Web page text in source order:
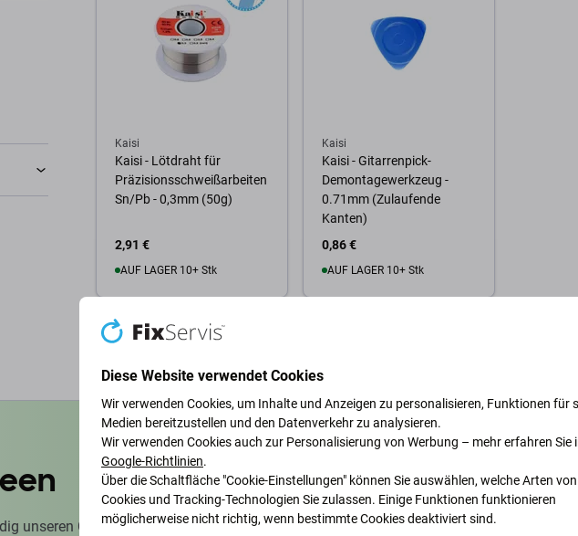
Kaisi
Kaisi - Lötdraht für
Präzisionsschweißarbeiten
Sn/Pb - 0,3mm (50g)
2,91 €
AUF LAGER 10+ Stk
Zum Warenkorb
Kaisi
Kaisi - Gitarrenpick-
Demontagewerkzeug -
0.71mm (Zulaufende
Kanten)
0,86 €
AUF LAGER 10+ Stk
unseren CO2-Fußabdruck, um unseren Planeten zu
Diese Website verwendet Cookies
Wir verwenden Cookies, um Inhalte und Anzeigen zu personalisieren, Funktionen für
Medien bereitzustellen und den Datenverkehr zu analysieren.
Wir verwenden Cookies auch zur Personalisierung von Werbung – mehr erfahren Sie
Google-Richtlinien.
Über die Schaltfläche "Cookie-Einstellungen" können Sie auswählen, welche Arten von
Cookies und Tracking-Technologien Sie zulassen. Einige Funktionen funktionieren
möglicherweise nicht richtig, wenn bestimmte Cookies deaktiviert sind.